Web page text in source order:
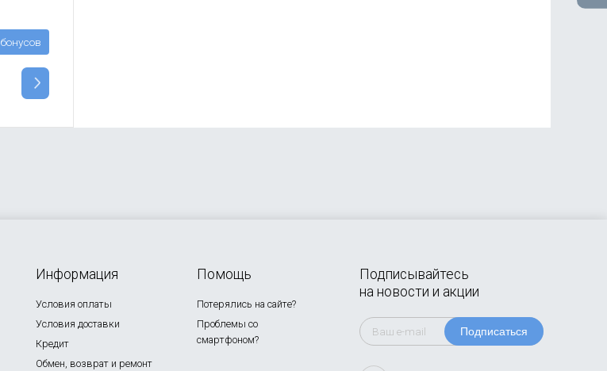
бонусов
Информация
Условия оплаты
Условия доставки
Кредит
Обмен, возврат и ремонт
Помощь
Потерялись на сайте?
Проблемы со
смартфоном?
Подписывайтесь
на новости и акции
Подписаться